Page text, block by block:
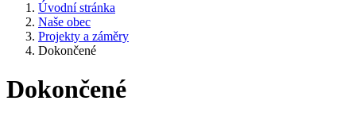
Úvodní stránka
Naše obec
Projekty a záměry
Dokončené
Dokončené